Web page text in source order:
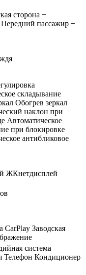
сторона +
Передний пассажир +
складывание
Обогрев зеркал
наклон при
Автоматическое
при блокировке
антибликовое
ЖКнетдисплей
CarPlay Заводская
система
Телефон Кондиционер